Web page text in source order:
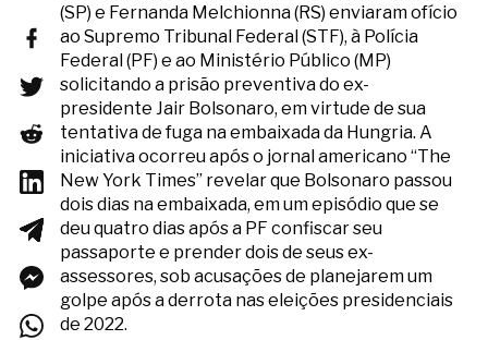
(SP) e Fernanda Melchionna (RS) enviaram ofício
ao Supremo Tribunal Federal (STF), à Polícia
Federal (PF) e ao Ministério Público (MP)
solicitando a prisão preventiva do ex-
presidente Jair Bolsonaro, em virtude de sua
tentativa de fuga na embaixada da Hungria. A
iniciativa ocorreu após o jornal americano “The
New York Times” revelar que Bolsonaro passou
dois dias na embaixada, em um episódio que se
deu quatro dias após a PF confiscar seu
passaporte e prender dois de seus ex-
assessores, sob acusações de planejarem um
golpe após a derrota nas eleições presidenciais
de 2022.